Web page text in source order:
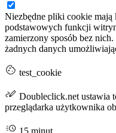
Niezbędne pliki cookie mają
podstawowych funkcji
zamierzony sposób bez
żadnych danych
test_cookie
Doubleclick.net ustawia
przeglądarka użytkownika